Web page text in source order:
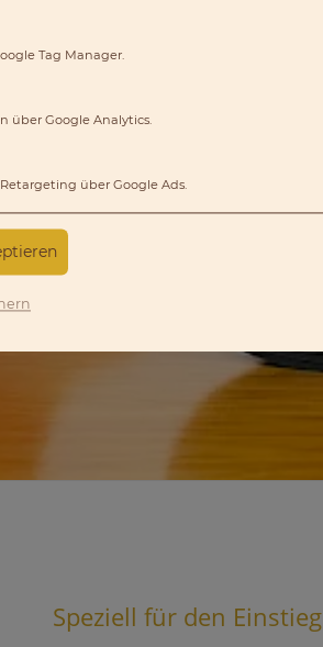
Speziell für den Einstieg
Tag Manager.
über Google Analytics.
über Google Ads.